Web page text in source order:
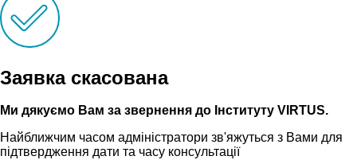
Заявка скасована
Ми дякуємо Вам за звернення до Інституту VIRTUS.
Найближчим часом адмiнiстратори зв'яжуться з Вами для
пiдтвердження дати та часу консультацiï